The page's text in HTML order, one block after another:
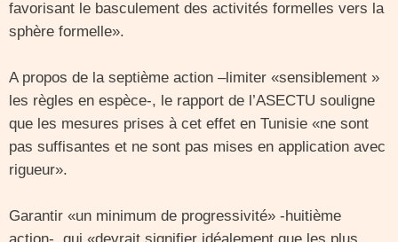
favorisant le basculement des activités formelles vers la
sphère formelle».
A propos de la septième action –limiter «sensiblement »
les règles en espèce-, le rapport de l’ASECTU souligne
que les mesures prises à cet effet en Tunisie «ne sont
pas suffisantes et ne sont pas mises en application avec
rigueur».
Garantir «un minimum de progressivité» -huitième